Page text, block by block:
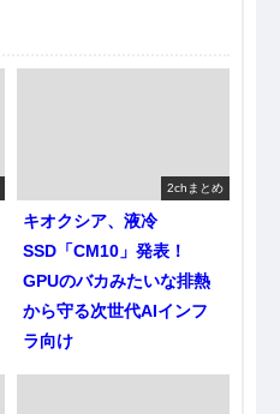
2chまとめ
キオクシア、液冷
SSD「CM10」発表！
GPUのバカみたいな排熱
から守る次世代AIインフ
ラ向け